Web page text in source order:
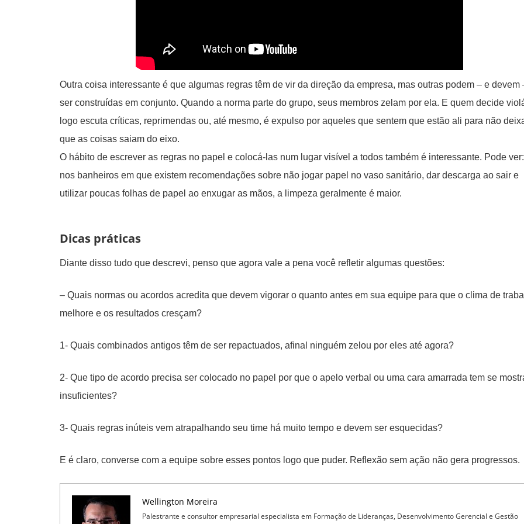
Outra coisa interessante é que algumas regras têm de vir da direção da empresa, mas outras podem – e devem
ser construídas em conjunto. Quando a norma parte do grupo, seus membros zelam por ela. E quem decide
logo escuta críticas, reprimendas ou, até mesmo, é expulso por aqueles que sentem que estão ali para não
que as coisas saiam do eixo.
O hábito de escrever as regras no papel e colocá-las num lugar visível a todos também é interessante. Pode ver:
nos banheiros em que existem recomendações sobre não jogar papel no vaso sanitário, dar descarga ao sair e
utilizar poucas folhas de papel ao enxugar as mãos, a limpeza geralmente é maior.
Dicas práticas
Diante disso tudo que descrevi, penso que agora vale a pena você refletir algumas questões:
– Quais normas ou acordos acredita que devem vigorar o quanto antes em sua equipe para que o clima de
melhore e os resultados cresçam?
1- Quais combinados antigos têm de ser repactuados, afinal ninguém zelou por eles até agora?
2- Que tipo de acordo precisa ser colocado no papel por que o apelo verbal ou uma cara amarrada tem se
insuficientes?
3- Quais regras inúteis vem atrapalhando seu time há muito tempo e devem ser esquecidas?
E é claro, converse com a equipe sobre esses pontos logo que puder. Reflexão sem ação não gera progressos.
Wellington Moreira
Palestrante e consultor empresarial especialista em Formação de Lideranças, Desenvolvimento Gerencial e Gestão